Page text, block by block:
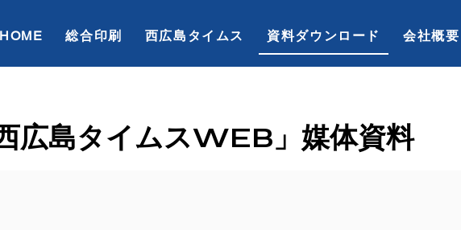
HOME 総合印刷 西広島タイムス 資料ダウンロード 会社概要
広島タイムスWEB」媒体資料